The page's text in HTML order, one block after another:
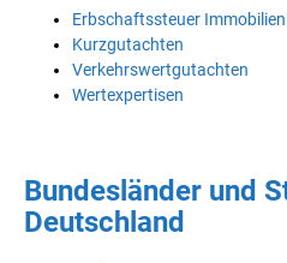
Erbschaftssteuer Immobilien
Kurzgutachten
Verkehrswertgutachten
Wertexpertisen
Bundesländer und
Deutschland